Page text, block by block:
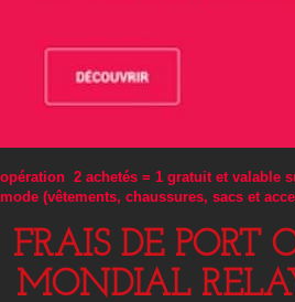
opération 2 achetés = 1 gratuit et valable
mode (vêtements, chaussures, sacs et
FRAIS DE PORT
MONDIAL